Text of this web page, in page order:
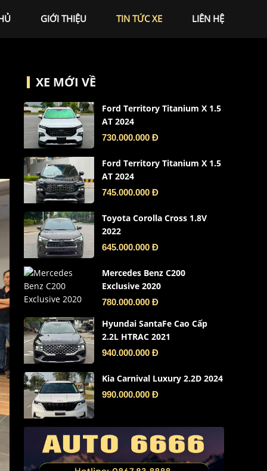
GIỚI THIỆU TIN TỨC XE LIÊN HỆ
XE MỚI VỀ
Ford Territory Titanium X 1.5
AT 2024
730.000.000 Đ
Ford Territory Titanium X 1.5
AT 2024
745.000.000 Đ
Toyota Corolla Cross 1.8V
2022
645.000.000 Đ
Mercedes Benz C200
Exclusive 2020
780.000.000 Đ
Hyundai SantaFe Cao Cấp
2.2L HTRAC 2021
940.000.000 Đ
Kia Carnival Luxury 2.2D 2024
990.000.000 Đ